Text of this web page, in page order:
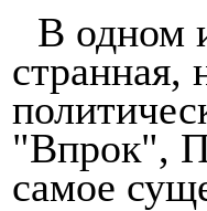
В одном
странная,
"Впрок",
самое